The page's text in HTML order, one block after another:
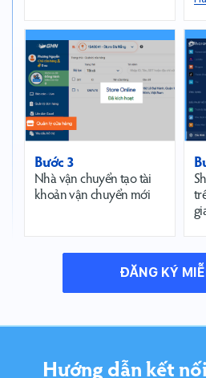
Bước 3
Nhà vận chuyển tạo tài
khoản vận chuyển mới
ĐĂNG KÝ
Hướng dẫn kết